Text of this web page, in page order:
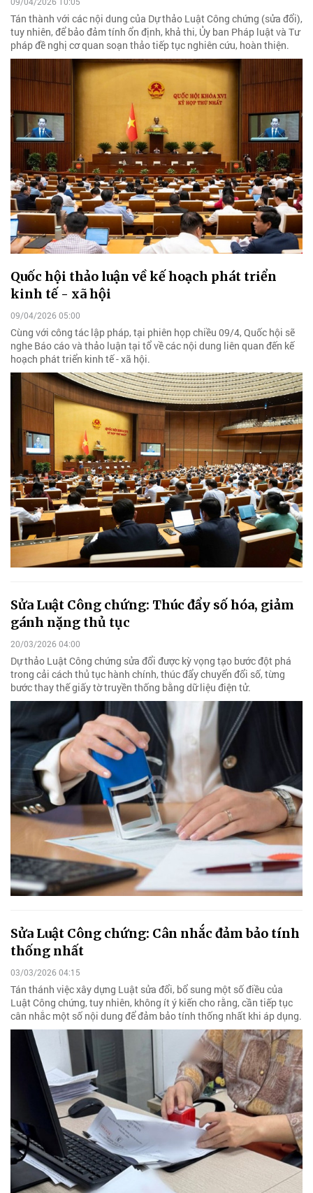
Tán thành với các nội dung của Dự thảo Luật Công chứng (sửa đổi),
tuy nhiên, để bảo đảm tính ổn định, khả thi, Ủy ban Pháp luật và Tư
pháp đề nghị cơ quan soạn thảo tiếp tục nghiên cứu, hoàn thiện.
Quốc hội thảo luận về kế hoạch phát triển
kinh tế - xã hội
09/04/2026 05:00
Cùng với công tác lập pháp, tại phiên họp chiều 09/4, Quốc hội sẽ
nghe Báo cáo và thảo luận tại tổ về các nội dung liên quan đến kế
hoạch phát triển kinh tế - xã hội.
Sửa Luật Công chứng: Thúc đẩy số hóa, giảm
gánh nặng thủ tục
20/03/2026 04:00
Dự thảo Luật Công chứng sửa đổi được kỳ vọng tạo bước đột phá
trong cải cách thủ tục hành chính, thúc đẩy chuyển đổi số, từng
bước thay thế giấy tờ truyền thống bằng dữ liệu điện tử.
Sửa Luật Công chứng: Cân nhắc đảm bảo tính
thống nhất
03/03/2026 04:15
Tán thánh việc xây dựng Luật sửa đổi, bổ sung một số điều của
Luật Công chứng, tuy nhiên, không ít ý kiến cho rằng, cần tiếp tục
cân nhắc một số nội dung để đảm bảo tính thống nhất khi áp dụng.